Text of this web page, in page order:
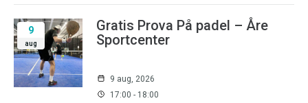
9
aug
Gratis Prova På padel – Åre
Sportcenter
9 aug, 2026
17:00 - 18:00